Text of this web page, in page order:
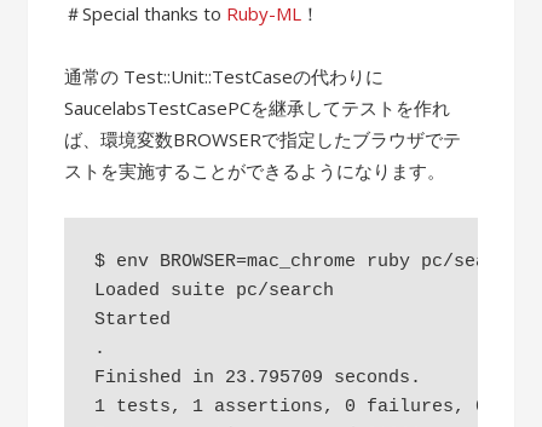
＃Special thanks to Ruby-ML ！
通常の Test::Unit::TestCaseの代わりに
SaucelabsTestCasePCを継承してテストを作れ
ば、環境変数BROWSERで指定したブラウザでテ
ストを実施することができるようになります。
$ env BROWSER=mac_chrome ruby pc/
Loaded suite pc/search
Started
.
Finished in 23.795709 seconds.
1 tests, 1 assertions, 0 failures, 0